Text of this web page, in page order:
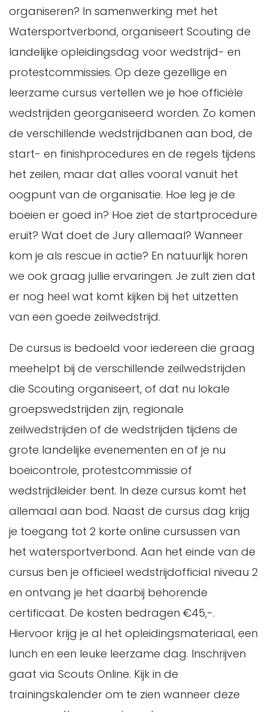
organiseren? In samenwerking met het
Watersportverbond, organiseert Scouting de
landelijke opleidingsdag voor wedstrijd- en
protestcommissies. Op deze gezellige en
leerzame cursus vertellen we je hoe officiële
wedstrijden georganiseerd worden. Zo komen
de verschillende wedstrijdbanen aan bod, de
start- en finishprocedures en de regels tijdens
het zeilen, maar dat alles vooral vanuit het
oogpunt van de organisatie. Hoe leg je de
boeien er goed in? Hoe ziet de startprocedure
eruit? Wat doet de Jury allemaal? Wanneer
kom je als rescue in actie? En natuurlijk horen
we ook graag jullie ervaringen. Je zult zien dat
er nog heel wat komt kijken bij het uitzetten
van een goede zeilwedstrijd.
De cursus is bedoeld voor iedereen die graag
meehelpt bij de verschillende zeilwedstrijden
die Scouting organiseert, of dat nu lokale
groepswedstrijden zijn, regionale
zeilwedstrijden of de wedstrijden tijdens de
grote landelijke evenementen en of je nu
boeicontrole, protestcommissie of
wedstrijdleider bent. In deze cursus komt het
allemaal aan bod. Naast de cursus dag krijg
je toegang tot 2 korte online cursussen van
het watersportverbond. Aan het einde van de
cursus ben je officieel wedstrijdofficial niveau 2
en ontvang je het daarbij behorende
certificaat. De kosten bedragen €45,-.
Hiervoor krijg je al het opleidingsmateriaal, een
lunch en een leuke leerzame dag. Inschrijven
gaat via Scouts Online. Kijk in de
trainingskalender om te zien wanneer deze